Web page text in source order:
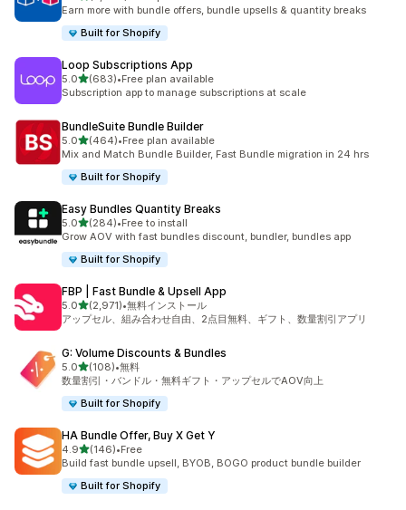
Earn more with bundle offers, bundle upsells & quantity breaks
Built for Shopify
Loop Subscriptions App
5.05つ星中
(683)
合計レビュー数：683件
•Free plan available
Subscription app to manage subscriptions at scale
BundleSuite Bundle Builder
5.05つ星中
(464)
合計レビュー数：464件
•Free plan available
Mix and Match Bundle Builder, Fast Bundle migration in 24 hrs
Built for Shopify
Easy Bundles Quantity Breaks
5.05つ星中
(284)
合計レビュー数：284件
•Free to install
Grow AOV with fast bundles discount, bundler, bundles app
Built for Shopify
FBP | Fast Bundle & Upsell App
5.05つ星中
(2,971)
合計レビュー数：2971件
•無料インストール
アップセル、組み合わせ自由、2点目無料、ギフト、数量割引アプリ
G: Volume Discounts & Bundles
5.05つ星中
(108)
合計レビュー数：108件
•無料
数量割引・バンドル・無料ギフト・アップセルでAOV向上
Built for Shopify
HA Bundle Offer, Buy X Get Y
4.95つ星中
(146)
合計レビュー数：146件
•Free
Build fast bundle upsell, BYOB, BOGO product bundle builder
Built for Shopify